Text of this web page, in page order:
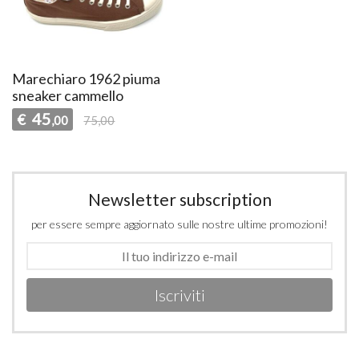
Marechiaro 1962 piuma
sneaker cammello
€ 45,00 75,00
Newsletter subscription
per essere sempre aggiornato sulle nostre ultime promozioni!
Iscriviti